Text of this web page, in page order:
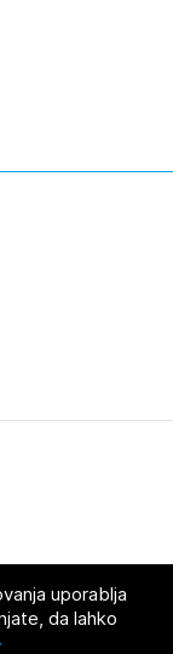
uporablja
da lahko